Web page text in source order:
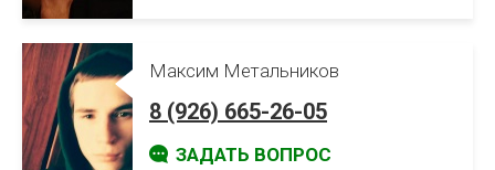
Максим Метальников
8 (926) 665-26-05
ЗАДАТЬ ВОПРОС